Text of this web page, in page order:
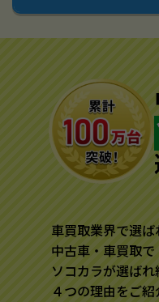
車買取業界で選ば
中古車・車買取で
ソコカラが選ばれ
４つの理由をご紹